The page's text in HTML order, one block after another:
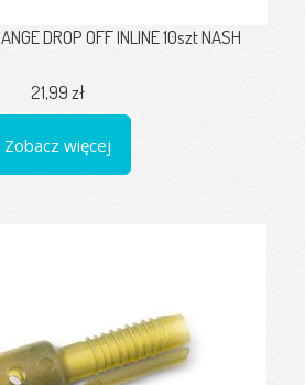
DROP OFF INLINE 10szt NASH
21,99 zł
Zobacz więcej